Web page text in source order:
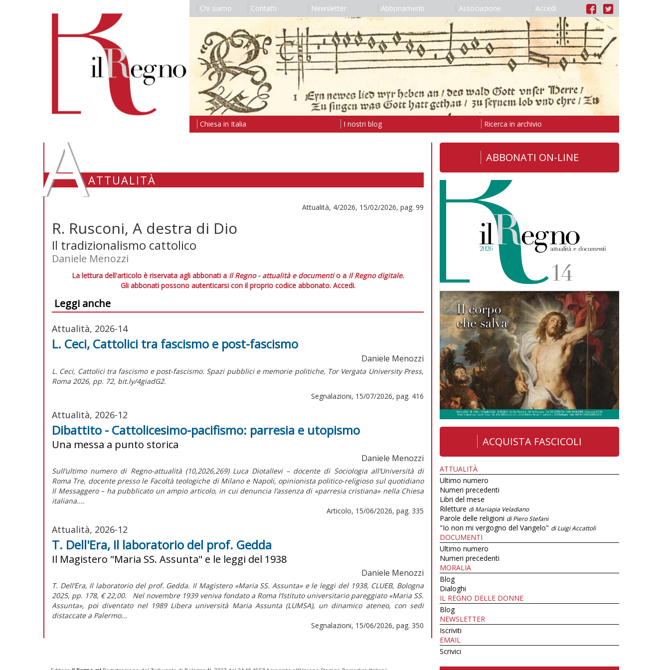
Chi siamo Contatti Newsletter Abbonamenti Associazione Accedi
Chiesa in Italia I nostri blog Ricerca in archivio
AATTUALITÀ
Attualità, 4/2026, 15/02/2026, pag. 99
R. Rusconi, A destra di Dio
Il tradizionalismo cattolico
Daniele Menozzi
La lettura dell'articolo è riservata agli abbonati a Il Regno - attualità e documentio a Il Regno digitale.
Gli abbonati possono autenticarsi con il proprio codice abbonato. Accedi.
Leggi anche
Attualità, 2026-14
L. Ceci, Cattolici tra fascismo e post-fascismo
Daniele Menozzi
L. Ceci, Cattolici tra fascismo e post-fascismo. Spazi pubblici e memorie politiche, Tor Vergata University Press,
Roma 2026, pp. 72, bit.ly/4giadG2.
Segnalazioni, 15/07/2026, pag. 416
Attualità, 2026-12
Dibattito - Cattolicesimo-pacifismo: parresia e utopismo
Una messa a punto storica
Daniele Menozzi
Sull’ultimo numero di Regno-attualità (10,2026,269) Luca Diotallevi – docente di Sociologia all’Università di
Roma Tre, docente presso le Facoltà teologiche di Milano e Napoli, opinionista politico-religioso sul quotidiano
Il Messaggero – ha pubblicato un ampio articolo, in cui denuncia l’assenza di «parresia cristiana» nella Chiesa
italiana....
Articolo, 15/06/2026, pag. 335
Attualità, 2026-12
T. Dell'Era, Il laboratorio del prof. Gedda
Il Magistero "Maria SS. Assunta" e le leggi del 1938
Daniele Menozzi
T. Dell’Era, Il laboratorio del prof. Gedda. Il Magistero «Maria SS. Assunta» e le leggi del 1938, CLUEB, Bologna
2025, pp. 178, € 22,00. Nel novembre 1939 veniva fondato a Roma l’Istituto universitario pareggiato «Maria SS.
Assunta», poi diventato nel 1989 Libera università Maria Assunta (LUMSA), un dinamico ateneo, con sedi
distaccate a Palermo...
Segnalazioni, 15/06/2026, pag. 350
ABBONATI ON-LINE
ACQUISTA FASCICOLI
ATTUALITÀ
Ultimo numero
Numeri precedenti
Libri del mese
Riletture di Mariapia Veladiano
Parole delle religioni di Piero Stefani
"Io non mi vergogno del Vangelo" di Luigi Accattoli
DOCUMENTI
Ultimo numero
Numeri precedenti
MORALIA
Blog
Dialoghi
IL REGNO DELLE DONNE
Blog
NEWSLETTER
Iscriviti
EMAIL
Scrivici